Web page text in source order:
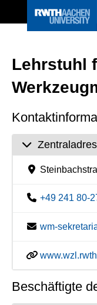
Lehrstuhl
+49 241 80-
wm-
Beschäftigte